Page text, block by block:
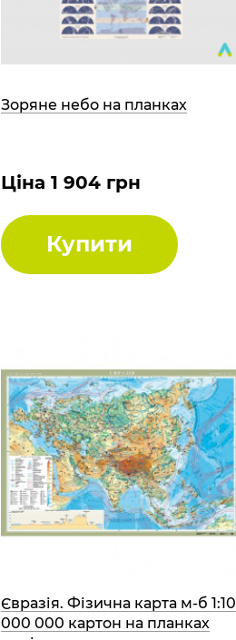
Зоряне небо на планках
Ціна 1 904 грн
Купити
Євразія. Фізична карта м-б 1:10
000 000 картон на планках